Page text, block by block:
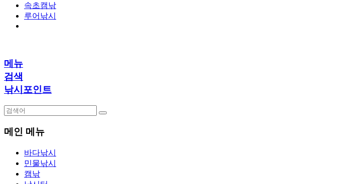
속초캠낚
루어낚시
메뉴
검색
낚시포인트
메인 메뉴
바다낚시
민물낚시
캠낚